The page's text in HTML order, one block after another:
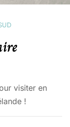
visiter en
!